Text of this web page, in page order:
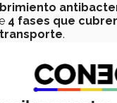
4 fases que
.
entre
Center
El Paso - Ciudad
Johnson & Johnson)